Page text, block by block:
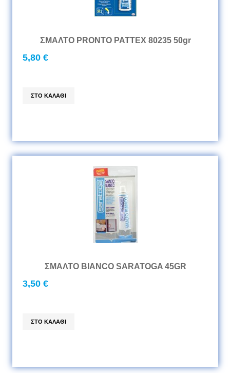
ΣΜΑΛΤΟ PRONTO PATTEX 80235 50gr
5,80 €
ΣΜΑΛΤΟ BIANCO SARATOGA 45GR
3,50 €